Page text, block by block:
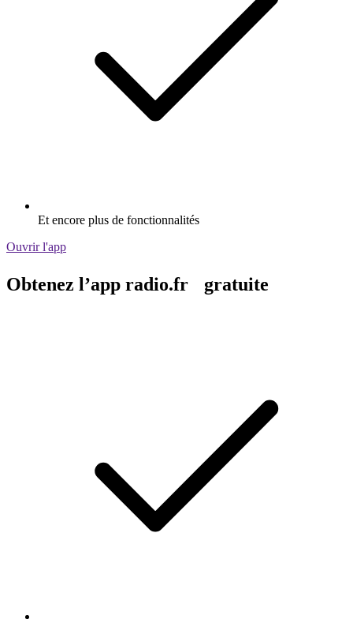
Et encore plus de fonctionnalités
Ouvrir l'app
Obtenez l’app radio.fr gratuite